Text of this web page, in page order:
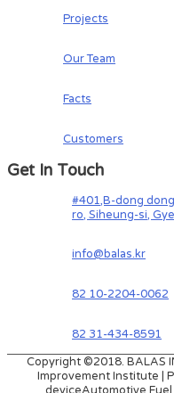
Projects
Our Team
Facts
Customers
Get In Touch
#401,B-dong
ro, Siheung-si,
info@balas.kr
82 10-2204-0062
82 31-434-8591
Copyright ©2018. BALAS
Improvement Institute |